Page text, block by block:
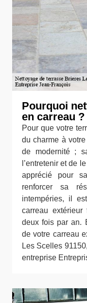
Pourquoi
en carreau ?
Pour que votre
du charme à
de modernité ;
l’entretenir et de
apprécié pour
renforcer sa
intempéries, il
carreau
deux fois par an.
de votre carreau
Les Scelles
entreprise